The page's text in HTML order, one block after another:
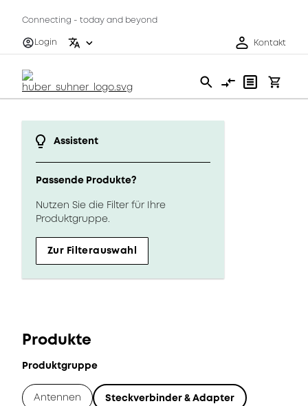
Connecting - today and beyond
Login
Kontakt
Assistent
Passende Produkte?
Nutzen Sie die Filter für Ihre
Produktgruppe.
Zur Filterauswahl
Produkte
Produktgruppe
Antennen Steckverbinder & Adapter